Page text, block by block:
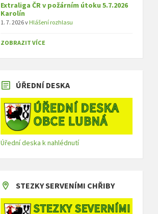
Extraliga ČR v požárním útoku 5.7.2026
Karolín
1. 7. 2026v Hlášení rozhlasu
ZOBRAZIT VÍCE
ÚŘEDNÍ DESKA
Úřední deska k nahlédnutí
STEZKY SERVENÍMI CHŘIBY